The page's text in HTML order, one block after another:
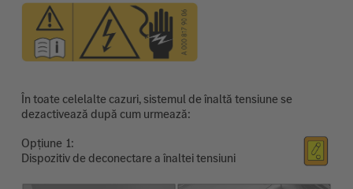
În toate celelalte cazuri, sistemul de înaltă tensiune se
dezactivează după cum urmează:
Opțiune
Dispozitiv de deconectare a înaltei tensiuni